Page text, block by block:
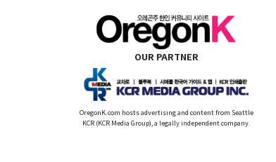
OUR PARTNER
OregonK.com hosts advertising and content from Seattle
KCR (KCR Media Group), a legally independent company.